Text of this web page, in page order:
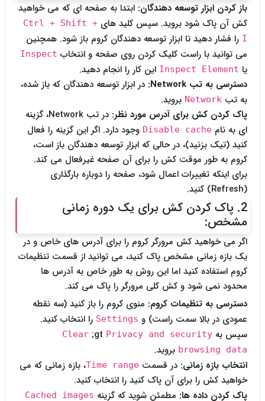
باز کردن ابزار توسعه دهندگان: ابتدا به صفحه ای که می خواهید
کش آن پاک شود بروید. سپس کلید های Ctrl + Shift +
I را فشار دهید تا ابزار توسعه دهندگان کروم باز شود. همچنین
می توانید با راست کلیک کردن روی صفحه و انتخاب Inspect
یا Inspect Element این کار را انجام دهید.
دسترسی به تب Network:
در ابزار توسعه دهندگان که باز شده،
به تب Network بروید.
پاک کردن کش برای آدرس مورد نظر:
در تب Network، گزینه
ای به نام Disable cache وجود دارد. اگر این گزینه را فعال
کنید (تیک بزنید)، در حالی که ابزار توسعه دهندگان باز است،
کروم به طور موقت کش را برای آن صفحه غیرفعال می کند.
برای اینکه تغییرات اعمال شود، صفحه را دوباره بارگذاری
(Refresh) کنید.
2. پاک کردن کش برای یک دوره زمانی
مشخص:
اگر می خواهید کش مرورگر کروم را برای آدرس های خاص و در
یک بازه زمانی مشخص پاک کنید، می توانید از قسمت تنظیمات
کروم استفاده کنید اما این روش به طور خاص به آدرس ها
محدود نمی شود و کش کلی مرورگر را پاک می کند.
دسترسی به تنظیمات کروم: منوی کروم را باز کنید (سه نقطه
عمودی در بالا سمت راست) و Settings را انتخاب کنید.
سپس به Privacy and security
Clear
browsing data بروید.
انتخاب بازه زمانی: در قسمت Time range، بازه زمانی که می
خواهید کش را برای آن پاک کنید را انتخاب کنید.
پاک کردن داده ها: مطمئن شوید که گزینه Cached images